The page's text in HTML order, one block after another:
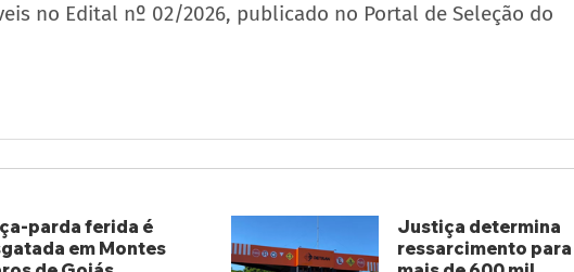
no Edital nº 02/2026, publicado no Portal de Seleção do
parda ferida é
em Montes
Justiça determina
ressarcimento para